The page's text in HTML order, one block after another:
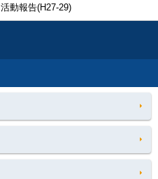
活動報告(H27-29)